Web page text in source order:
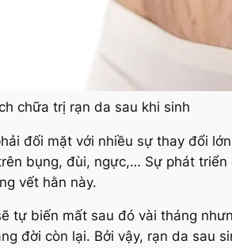
chữa trị rạn da sau khi sinh
đối mặt với nhiều sự thay đổi
bụng, đùi, ngực,… Sự phát
vết hằn này.
tự biến mất sau đó vài tháng
đời còn lại. Bởi vậy, rạn da sau